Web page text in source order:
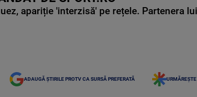
apariție 'interzisă' pe rețele. Partenera
ADAUGĂ ȘTIRILE PROTV CA SURSĂ PREFERATĂ